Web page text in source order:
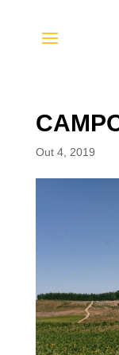
Out 4, 2019